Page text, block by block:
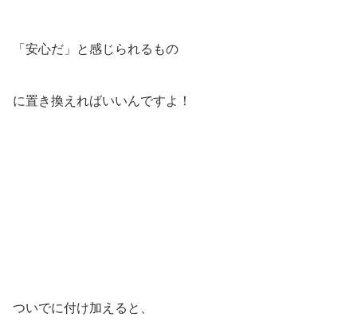
「安心だ」と感じられるもの
に置き換えればいいんですよ！
ついでに付け加えると、